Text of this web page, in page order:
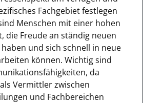
Fachgebiet festlegen
Menschen mit einer hohen
die Freude an ständig neuen
und sich schnell in neue
können. Wichtig sind
da
Vermittler zwischen
und Fachbereichen